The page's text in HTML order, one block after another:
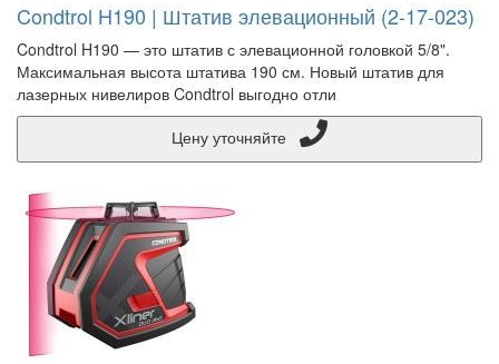
Condtrol H190 | Штатив элевационный (2-17-023)
Condtrol H190 — это штатив с элевационной головкой 5/8".
Максимальная высота штатива 190 см. Новый штатив для
лазерных нивелиров Condtrol выгодно отли